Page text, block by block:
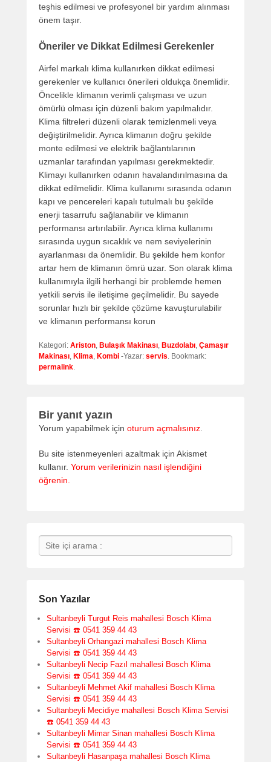
teşhis edilmesi ve profesyonel bir yardım alınması
önem taşır.
Öneriler ve Dikkat Edilmesi Gerekenler
Airfel markalı klima kullanırken dikkat edilmesi
gerekenler ve kullanıcı önerileri oldukça önemlidir.
Öncelikle klimanın verimli çalışması ve uzun
ömürlü olması için düzenli bakım yapılmalıdır.
Klima filtreleri düzenli olarak temizlenmeli veya
değiştirilmelidir. Ayrıca klimanın doğru şekilde
monte edilmesi ve elektrik bağlantılarının
uzmanlar tarafından yapılması gerekmektedir.
Klimayı kullanırken odanın havalandırılmasına da
dikkat edilmelidir. Klima kullanımı sırasında odanın
kapı ve pencereleri kapalı tutulmalı bu şekilde
enerji tasarrufu sağlanabilir ve klimanın
performansı artırılabilir. Ayrıca klima kullanımı
sırasında uygun sıcaklık ve nem seviyelerinin
ayarlanması da önemlidir. Bu şekilde hem konfor
artar hem de klimanın ömrü uzar. Son olarak klima
kullanımıyla ilgili herhangi bir problemde hemen
yetkili servis ile iletişime geçilmelidir. Bu sayede
sorunlar hızlı bir şekilde çözüme kavuşturulabilir
ve klimanın performansı korun
Kategori: Ariston Bulaşık Makinası Buzdolabı Çamaşır
Makinası Klima Kombi -Yazar: servis . Bookmark:
permalink
Bir yanıt yazın
Yorum yapabilmek için oturum açmalısınız
Bu site istenmeyenleri azaltmak için Akismet
kullanır. Yorum verilerinizin nasıl işlendiğini
öğrenin.
Search
Son Yazılar
Sultanbeyli Turgut Reis mahallesi Bosch Klima
Servisi ☎️ 0541 359 44 43
Sultanbeyli Orhangazi mahallesi Bosch Klima
Servisi ☎️ 0541 359 44 43
Sultanbeyli Necip Fazıl mahallesi Bosch Klima
Servisi ☎️ 0541 359 44 43
Sultanbeyli Mehmet Akif mahallesi Bosch Klima
Servisi ☎️ 0541 359 44 43
Sultanbeyli Mecidiye mahallesi Bosch Klima Servisi
☎️ 0541 359 44 43
Sultanbeyli Mimar Sinan mahallesi Bosch Klima
Servisi ☎️ 0541 359 44 43
Sultanbeyli Hasanpaşa mahallesi Bosch Klima